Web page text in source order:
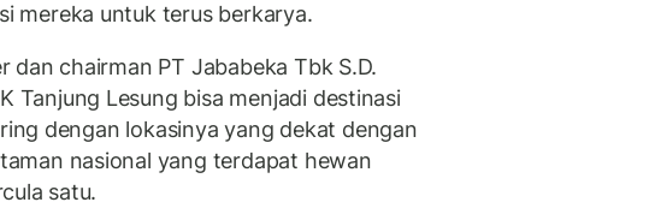
mereka untuk terus berkarya.
dan chairman PT Jababeka Tbk S.D.
Tanjung Lesung bisa menjadi destinasi
dengan lokasinya yang dekat dengan
nasional yang terdapat hewan
satu.